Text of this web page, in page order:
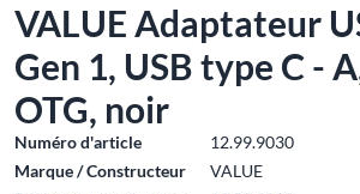
VALUE Adaptateur
Gen 1, USB type C -
OTG, noir
Numéro d'article
12.99.9030
Marque / Constructeur
VALUE